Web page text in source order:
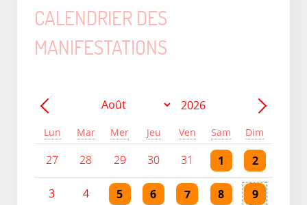
CALENDRIER DES
MANIFESTATIONS
Précédent - Mois
Mois
Année
Suivant
Lun Mar Mer Jeu Ven Sam Dim
27 28 29 30 31
Un évènement
1
2 évènements
2
2
3 4 5
Un évènement
6
Un évènement
7
Un évènement
8
3 évènements
9
3